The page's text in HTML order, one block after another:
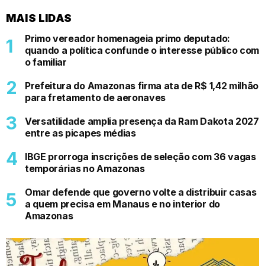
MAIS LIDAS
Primo vereador homenageia primo deputado:
quando a política confunde o interesse público com
o familiar
Prefeitura do Amazonas firma ata de R$ 1,42 milhão
para fretamento de aeronaves
Versatilidade amplia presença da Ram Dakota 2027
entre as picapes médias
IBGE prorroga inscrições de seleção com 36 vagas
temporárias no Amazonas
Omar defende que governo volte a distribuir casas
a quem precisa em Manaus e no interior do
Amazonas